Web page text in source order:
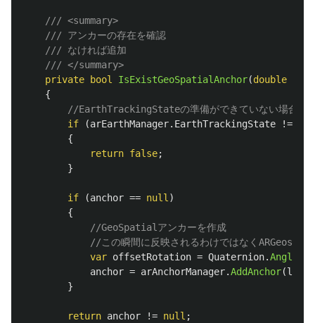
/// <summary>
/// アンカーの存在を確認
/// なければ追加
/// </summary>
private
bool IsExistGeoSpatialAnchor(double
{
//EarthTrackingStateの準備ができていない場合は
if
(arEarthManager. EarthTrackingState !=
{
return false;
}
if (anchor == null )
{
//GeoSpatialアンカーを作成
//この瞬間に反映されるわけではなく
var offsetRotation = Quaternion.
anchor = arAnchorManager.AddAnchor(lat
}
return anchor != null ;